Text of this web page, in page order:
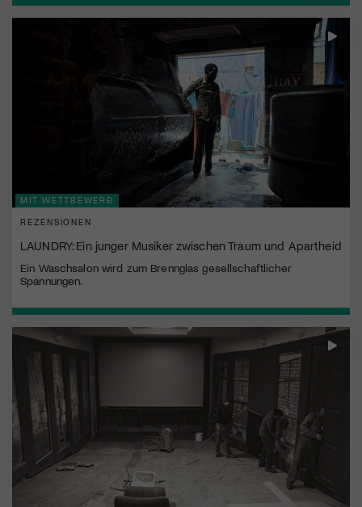
MIT WETTBEWERB
REZENSIONEN
LAUNDRY: Ein junger Musiker zwischen Traum und Apartheid
Ein Waschsalon wird zum Brennglas gesellschaftlicher
Spannungen.